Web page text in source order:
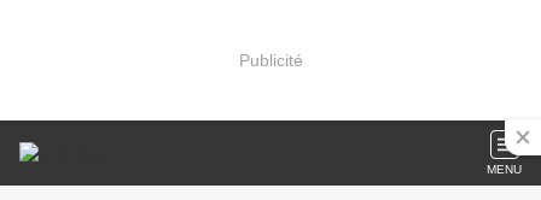
Publicité
MENU